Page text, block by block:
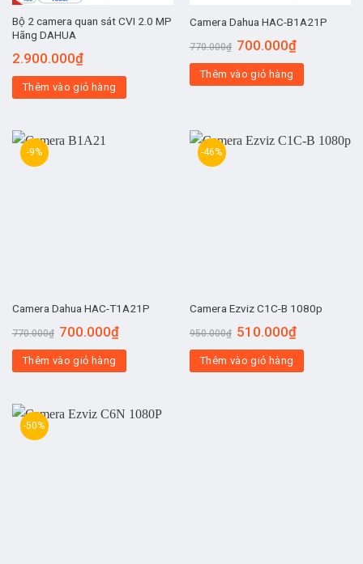
Bộ 2 camera quan sát CVI 2.0 MP
Hãng DAHUA
2.900.000₫
Thêm vào giỏ hàng
Camera Dahua HAC-B1A21P
770.000₫ 700.000₫
Thêm vào giỏ hàng
-9%
Camera Dahua HAC-T1A21P
770.000₫ 700.000₫
Thêm vào giỏ hàng
-46%
Camera Ezviz C1C-B 1080p
950.000₫ 510.000₫
Thêm vào giỏ hàng
-50%